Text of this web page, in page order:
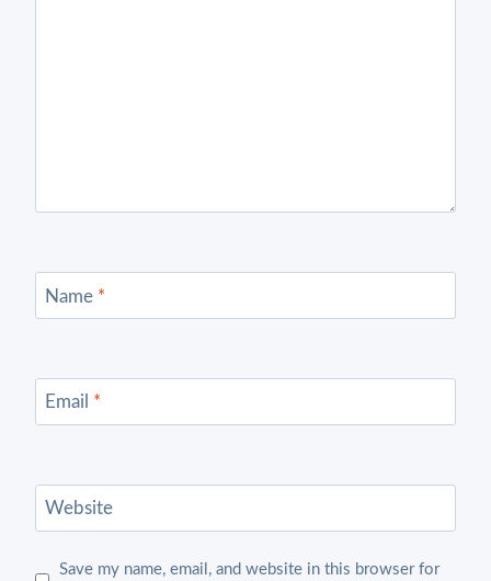
Name *
Email *
Website
Save my name, email, and website in this browser for